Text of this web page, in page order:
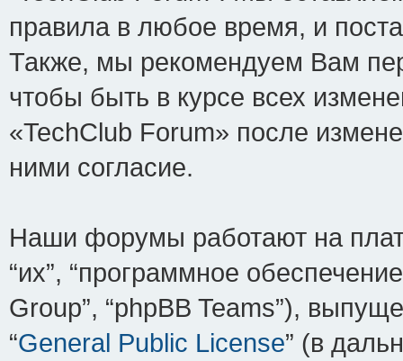
правила в любое время, и
Также, мы рекомендуем Вам
чтобы быть в курсе всех
«TechClub Forum» после
ними согласие.
Наши форумы работают на
“их”, “программное
Group”, “phpBB Teams”),
“General Public License” (в